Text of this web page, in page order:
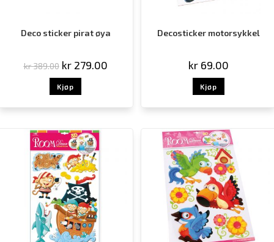
Deco sticker pirat øya
kr389.00 kr279.00
Kjøp
Decosticker motorsykkel
kr 69.00
Kjøp